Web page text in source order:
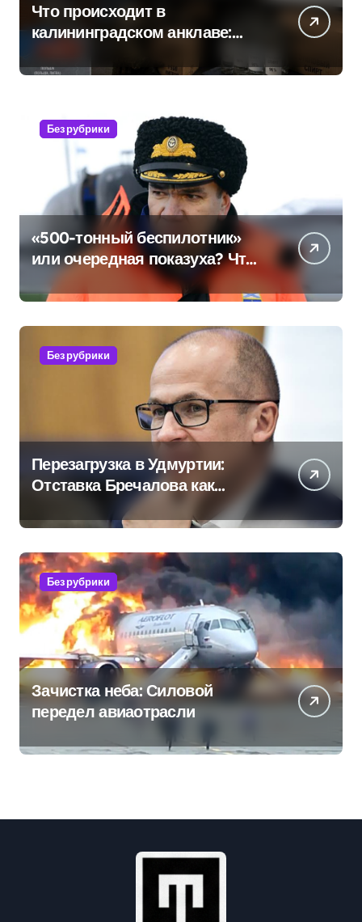
Что происходит в
калининградском анклаве:
защиты Отечества»
Без рубрики
«500-тонный беспилотник»
или очередная показуха? Что
скрывает российский ВМФ
Без рубрики
Перезагрузка в Удмуртии:
Отставка Бречалова как
результат управленческих
провалов и уязвимости
региона
Без рубрики
Зачистка неба: Силовой
передел авиаотрасли